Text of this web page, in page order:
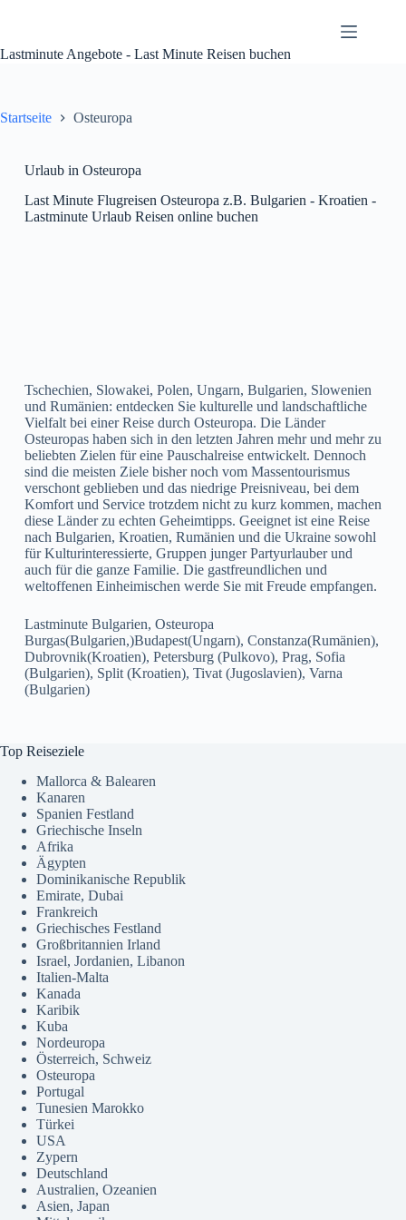
Lastminute Angebote - Last Minute Reisen buchen
Startseite Osteuropa
Urlaub in Osteuropa
Last Minute Flugreisen Osteuropa z.B. Bulgarien - Kroatien -
Lastminute Urlaub Reisen online buchen
Tschechien, Slowakei, Polen, Ungarn, Bulgarien, Slowenien
und Rumänien: entdecken Sie kulturelle und landschaftliche
Vielfalt bei einer Reise durch Osteuropa. Die Länder
Osteuropas haben sich in den letzten Jahren mehr und mehr zu
beliebten Zielen für eine Pauschalreise entwickelt. Dennoch
sind die meisten Ziele bisher noch vom Massentourismus
verschont geblieben und das niedrige Preisniveau, bei dem
Komfort und Service trotzdem nicht zu kurz kommen, machen
diese Länder zu echten Geheimtipps. Geeignet ist eine Reise
nach Bulgarien, Kroatien, Rumänien und die Ukraine sowohl
für Kulturinteressierte, Gruppen junger Partyurlauber und
auch für die ganze Familie. Die gastfreundlichen und
weltoffenen Einheimischen werde Sie mit Freude empfangen.
Lastminute Bulgarien, Osteuropa
Burgas(Bulgarien,)Budapest(Ungarn), Constanza(Rumänien),
Dubrovnik(Kroatien), Petersburg (Pulkovo), Prag, Sofia
(Bulgarien), Split (Kroatien), Tivat (Jugoslavien), Varna
(Bulgarien)
Top Reiseziele
Mallorca & Balearen
Kanaren
Spanien Festland
Griechische Inseln
Afrika
Ägypten
Dominikanische Republik
Emirate, Dubai
Frankreich
Griechisches Festland
Großbritannien Irland
Israel, Jordanien, Libanon
Italien-Malta
Kanada
Karibik
Kuba
Nordeuropa
Österreich, Schweiz
Osteuropa
Portugal
Tunesien Marokko
Türkei
USA
Zypern
Deutschland
Australien, Ozeanien
Asien, Japan